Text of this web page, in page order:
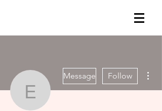
Enkelin ja
Message Follow